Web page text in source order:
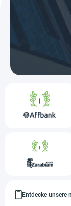
Entdecke unsere